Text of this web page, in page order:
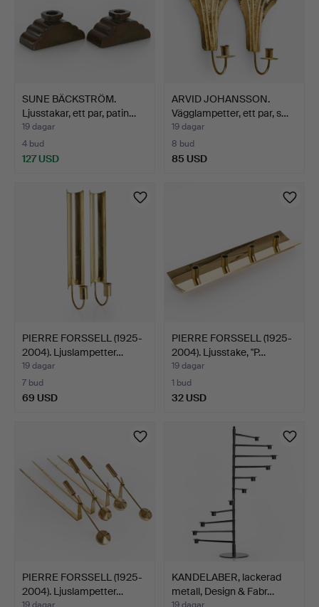
SUNE BÄCKSTRÖM.
Ljusstakar, ett par, patin…
19 dagar
4 bud
127 USD
ARVID JOHANSSON.
Vägglampetter, ett par, s…
19 dagar
8 bud
85 USD
PIERRE FORSSELL (1925-
2004). Ljuslampetter…
19 dagar
7 bud
69 USD
PIERRE FORSSELL (1925-
2004). Ljusstake, "P…
19 dagar
1 bud
32 USD
PIERRE FORSSELL (1925-
2004). Ljuslampetter…
19 dagar
KANDELABER, lackerad
metall, Design & Fabr…
19 dagar